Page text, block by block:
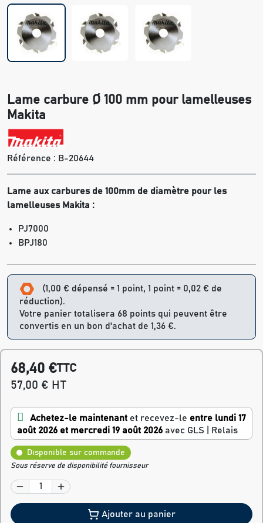
Lame carbure Ø 100 mm pour lamelleuses
Makita
Référence : B-20644
Lame aux carbures de 100mm de diamètre pour les
lamelleuses Makita :
PJ7000
BPJ180
(1,00 € dépensé = 1 point, 1 point = 0,02 € de
réduction).
Votre panier totalisera 68 points qui peuvent être
convertis en un bon d'achat de 1,36 €.
68,40 €TTC
57,00 € HT
Achetez-le maintenant et recevez-le entre lundi 17
août 2026 et mercredi 19 août 2026 avec GLS | Relais
Disponible sur commande
Sous réserve de disponibilité fournisseur
Ajouter au panier